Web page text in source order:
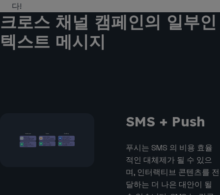
다!
크로스 채널 캠페인의 일부인
텍스트 메시지
SMS + Push
푸시는 SMS 의 비용 효율
적인 대체제가 될 수 있으
며, 인터랙티브 콘텐츠를 전
달하는 더 나은 대안이 될